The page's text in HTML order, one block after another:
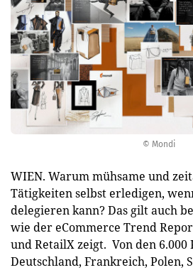
© Mondi
WIEN. Warum mühsame und
Tätigkeiten selbst erledigen,
delegieren kann? Das gilt auch
wie der eCommerce Trend
und RetailX zeigt. Von den 6.000
Deutschland, Frankreich, Polen,